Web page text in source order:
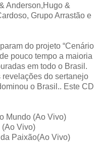
Anderson,Hugo &
Grupo Arrastão e
do projeto “Cenário
pouco tempo a maioria
em todo o Brasil.
revelações do sertanejo
o Brasil.. Este CD
Mundo (Ao Vivo)
(Ao Vivo)
Paixão(Ao Vivo)